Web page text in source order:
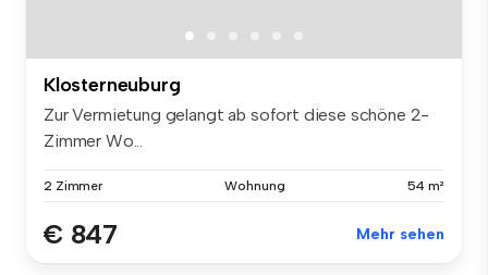
Klosterneuburg
Zur Vermietung gelangt ab sofort diese schöne 2-
Zimmer Wo...
2 Zimmer Wohnung 54 m²
€ 847 Mehr sehen